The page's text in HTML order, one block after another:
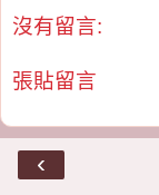
沒有留言:
張貼留言
‹